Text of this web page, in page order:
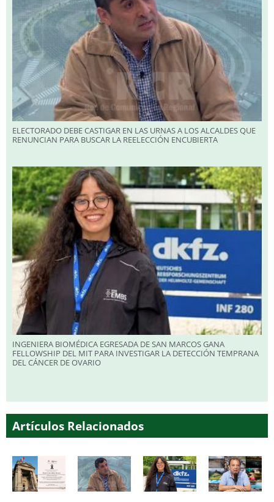
ELECTORADO DEBE CASTIGAR EN LAS URNAS A LOS ALCALDES QUE
RENUNCIAN PARA BUSCAR LA REELECCIÓN ENCUBIERTA
INGENIERA BIOMÉDICA EGRESADA DE SAN MARCOS GANA
FELLOWSHIP DEL MIT PARA INVESTIGAR LA DETECCIÓN TEMPRANA
DEL CÁNCER DE OVARIO
Artículos Relacionados